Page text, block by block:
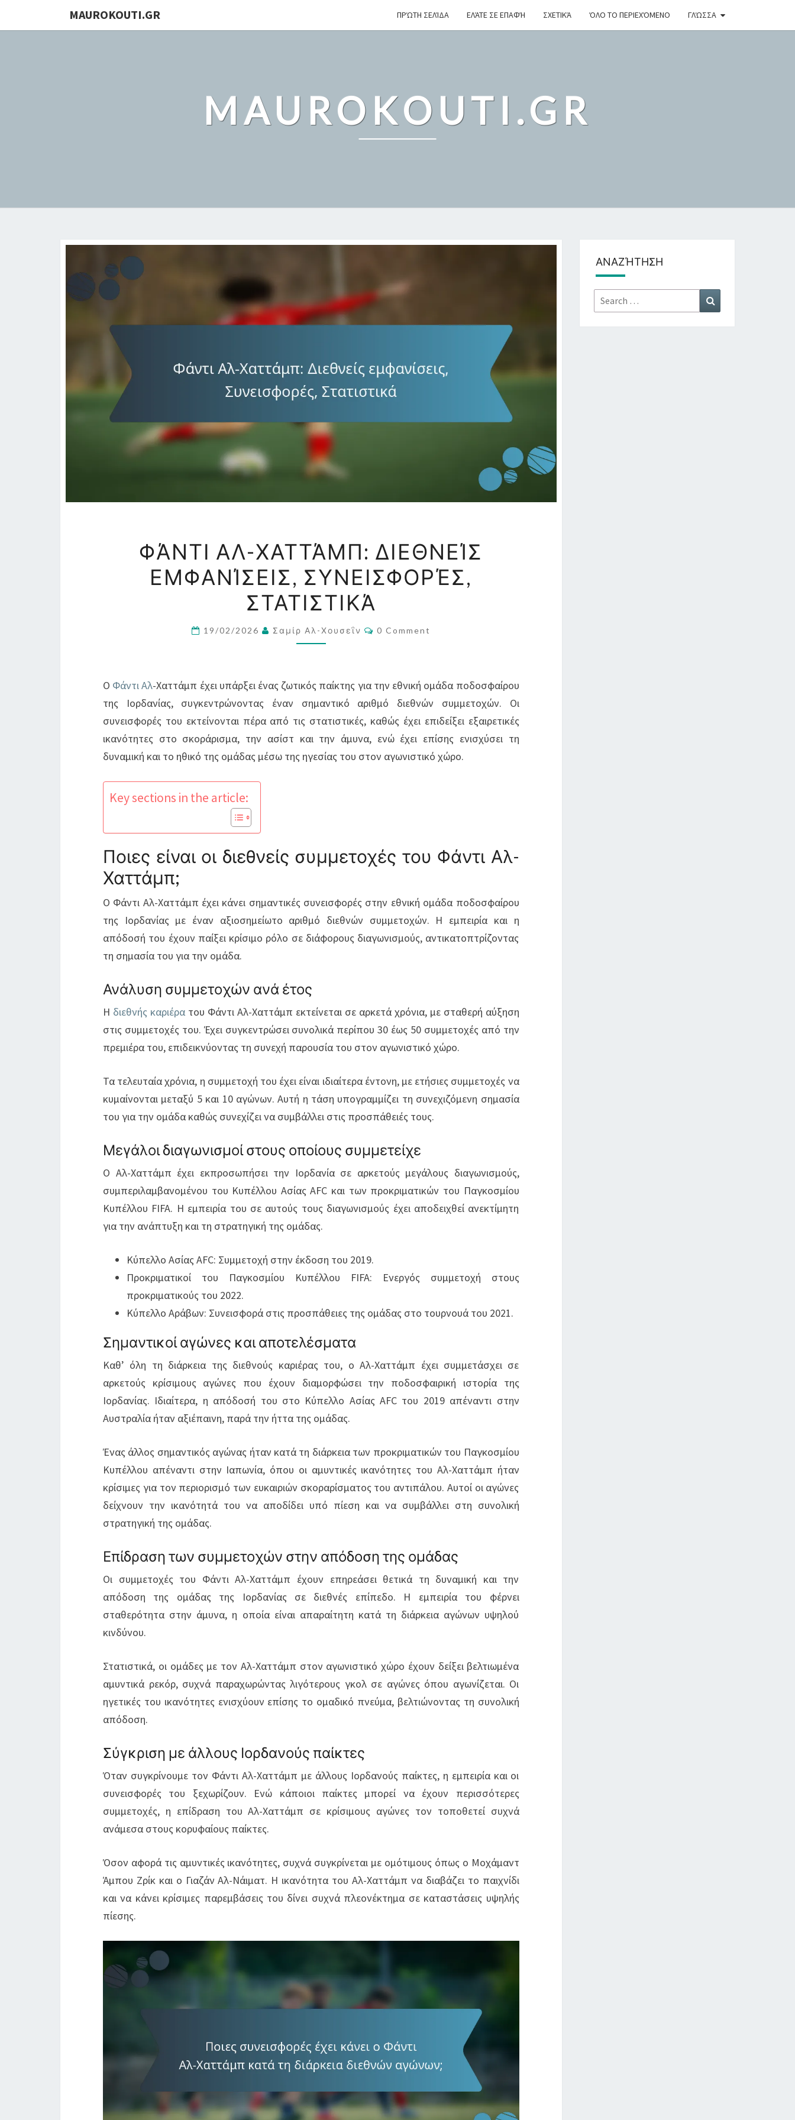
MAUROKOUTI.GR ΠΡΏΤΗ ΣΕΛΊΔΑ ΕΛΆΤΕ ΣΕ ΕΠΑΦΉ ΣΧΕΤΙΚΆ ΌΛΟ ΤΟ ΠΕΡΙΕΧΌΜΕΝΟ ΓΛΏΣΣΑ
MAUROKOUTI.GR
ΑΛ-
ΧΑΤΤΆΜΠ:
ΔΙΕΘΝΕΊΣ
ΕΜΦΑΝΊΣΕΙΣ,
ΣΥΝΕΙΣΦΟΡΈΣ,
ΣΤΑΤΙΣΤΙΚΆ
ΦΆΝΤΙ ΑΛ-ΧΑΤΤΆΜΠ: ΔΙΕΘΝΕΊΣ
ΕΜΦΑΝΊΣΕΙΣ, ΣΥΝΕΙΣΦΟΡΈΣ,
ΣΤΑΤΙΣΤΙΚΆ
19/02/2026 Σαμίρ Αλ-Χουσεΐν Comments
0 Comment
Ο Φάντι Αλ-Χαττάμπ έχει υπάρξει ένας ζωτικός παίκτης για την εθνική ομάδα ποδοσφαίρου
της Ιορδανίας, συγκεντρώνοντας έναν σημαντικό αριθμό διεθνών συμμετοχών. Οι
συνεισφορές του εκτείνονται πέρα από τις στατιστικές, καθώς έχει επιδείξει εξαιρετικές
ικανότητες στο σκοράρισμα, την ασίστ και την άμυνα, ενώ έχει επίσης ενισχύσει τη
δυναμική και το ηθικό της ομάδας μέσω της ηγεσίας του στον αγωνιστικό χώρο.
Key sections in the article:
Ποιες είναι οι διεθνείς συμμετοχές του Φάντι Αλ-
Χαττάμπ;
Ο Φάντι Αλ-Χαττάμπ έχει κάνει σημαντικές συνεισφορές στην εθνική ομάδα ποδοσφαίρου
της Ιορδανίας με έναν αξιοσημείωτο αριθμό διεθνών συμμετοχών. Η εμπειρία και η
απόδοσή του έχουν παίξει κρίσιμο ρόλο σε διάφορους διαγωνισμούς, αντικατοπτρίζοντας
τη σημασία του για την ομάδα.
Ανάλυση συμμετοχών ανά έτος
Η διεθνής καριέρατου Φάντι Αλ-Χαττάμπ εκτείνεται σε αρκετά χρόνια, με σταθερή αύξηση
στις συμμετοχές του. Έχει συγκεντρώσει συνολικά περίπου 30 έως 50 συμμετοχές από την
πρεμιέρα του, επιδεικνύοντας τη συνεχή παρουσία του στον αγωνιστικό χώρο.
Τα τελευταία χρόνια, η συμμετοχή του έχει είναι ιδιαίτερα έντονη, με ετήσιες συμμετοχές να
κυμαίνονται μεταξύ 5 και 10 αγώνων. Αυτή η τάση υπογραμμίζει τη συνεχιζόμενη σημασία
του για την ομάδα καθώς συνεχίζει να συμβάλλει στις προσπάθειές τους.
Μεγάλοι διαγωνισμοί στους οποίους συμμετείχε
Ο Αλ-Χαττάμπ έχει εκπροσωπήσει την Ιορδανία σε αρκετούς μεγάλους διαγωνισμούς,
συμπεριλαμβανομένου του Κυπέλλου Ασίας AFC και των προκριματικών του Παγκοσμίου
Κυπέλλου FIFA. Η εμπειρία του σε αυτούς τους διαγωνισμούς έχει αποδειχθεί ανεκτίμητη
για την ανάπτυξη και τη στρατηγική της ομάδας.
Κύπελλο Ασίας AFC: Συμμετοχή στην έκδοση του 2019.
Προκριματικοί του Παγκοσμίου Κυπέλλου FIFA: Ενεργός συμμετοχή στους
προκριματικούς του 2022.
Κύπελλο Αράβων: Συνεισφορά στις προσπάθειες της ομάδας στο τουρνουά του 2021.
Σημαντικοί αγώνες και αποτελέσματα
Καθ’ όλη τη διάρκεια της διεθνούς καριέρας του, ο Αλ-Χαττάμπ έχει συμμετάσχει σε
αρκετούς κρίσιμους αγώνες που έχουν διαμορφώσει την ποδοσφαιρική ιστορία της
Ιορδανίας. Ιδιαίτερα, η απόδοσή του στο Κύπελλο Ασίας AFC του 2019 απέναντι στην
Αυστραλία ήταν αξιέπαινη, παρά την ήττα της ομάδας.
Ένας άλλος σημαντικός αγώνας ήταν κατά τη διάρκεια των προκριματικών του Παγκοσμίου
Κυπέλλου απέναντι στην Ιαπωνία, όπου οι αμυντικές ικανότητες του Αλ-Χαττάμπ ήταν
κρίσιμες για τον περιορισμό των ευκαιριών σκοραρίσματος του αντιπάλου. Αυτοί οι αγώνες
δείχνουν την ικανότητά του να αποδίδει υπό πίεση και να συμβάλλει στη συνολική
στρατηγική της ομάδας.
Επίδραση των συμμετοχών στην απόδοση της ομάδας
Οι συμμετοχές του Φάντι Αλ-Χαττάμπ έχουν επηρεάσει θετικά τη δυναμική και την
απόδοση της ομάδας της Ιορδανίας σε διεθνές επίπεδο. Η εμπειρία του φέρνει
σταθερότητα στην άμυνα, η οποία είναι απαραίτητη κατά τη διάρκεια αγώνων υψηλού
κινδύνου.
Στατιστικά, οι ομάδες με τον Αλ-Χαττάμπ στον αγωνιστικό χώρο έχουν δείξει βελτιωμένα
αμυντικά ρεκόρ, συχνά παραχωρώντας λιγότερους γκολ σε αγώνες όπου αγωνίζεται. Οι
ηγετικές του ικανότητες ενισχύουν επίσης το ομαδικό πνεύμα, βελτιώνοντας τη συνολική
απόδοση.
Σύγκριση με άλλους Ιορδανούς παίκτες
Όταν συγκρίνουμε τον Φάντι Αλ-Χαττάμπ με άλλους Ιορδανούς παίκτες, η εμπειρία και οι
συνεισφορές του ξεχωρίζουν. Ενώ κάποιοι παίκτες μπορεί να έχουν περισσότερες
συμμετοχές, η επίδραση του Αλ-Χαττάμπ σε κρίσιμους αγώνες τον τοποθετεί συχνά
ανάμεσα στους κορυφαίους παίκτες.
Όσον αφορά τις αμυντικές ικανότητες, συχνά συγκρίνεται με ομότιμους όπως ο Μοχάμαντ
Άμπου Ζρίκ και ο Γιαζάν Αλ-Νάιματ. Η ικανότητα του Αλ-Χαττάμπ να διαβάζει το παιχνίδι
και να κάνει κρίσιμες παρεμβάσεις του δίνει συχνά πλεονέκτημα σε καταστάσεις υψηλής
πίεσης.
ΑΝΑΖΉΤΗΣΗ
Search
for: